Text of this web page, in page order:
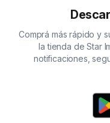
Comprá más rápido y
la tienda de Star
notificaciones,